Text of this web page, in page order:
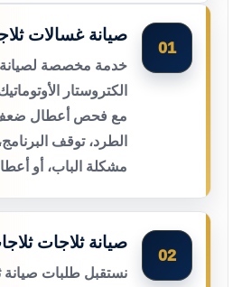
01
صيانة غسالات
خدمة مخصصة لصيانة
الكتروستار
مع فحص أعطال
الطرد، توقف
مشكلة الباب، أو
02
صيانة ثلاجات
نستقبل طلبات صيانة